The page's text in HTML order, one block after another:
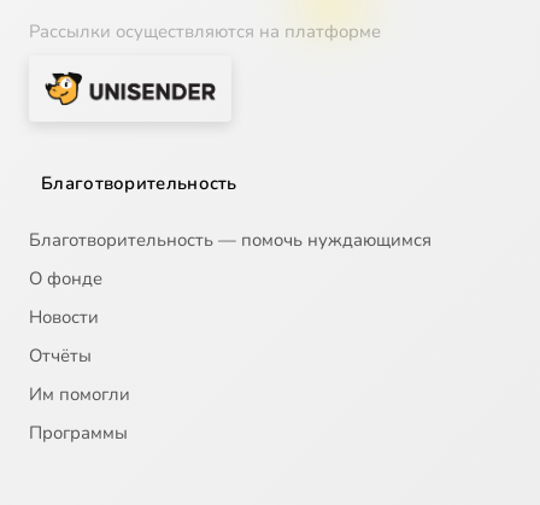
Рассылки осуществляются на платформе
Благотворительность
Благотворительность — помочь нуждающимся
О фонде
Новости
Отчёты
Им помогли
Программы